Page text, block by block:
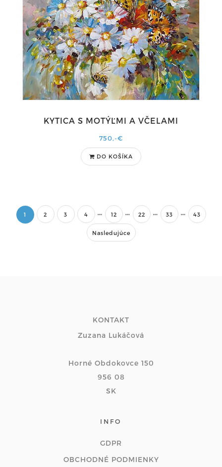
KYTICA S MOTÝĽMI A VČELAMI
750,-€
DO KOŠÍKA
1 2 3 4 12 22 33 43
Nasledujúce
KONTAKT
Zuzana Lukáčová
Horné Obdokovce 150
956 08
SK
INFO
GDPR
OBCHODNÉ PODMIENKY